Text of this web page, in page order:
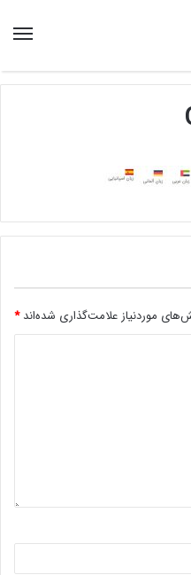
منو
موردنیاز علامت‌گذاری شده‌اند*